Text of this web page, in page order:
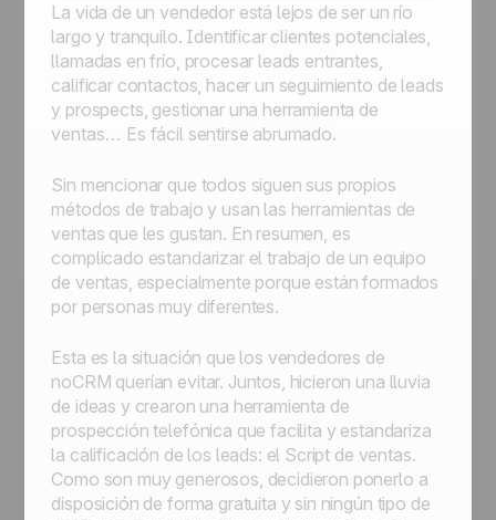
La vida de un vendedor está lejos de ser un río
largo y tranquilo. Identificar clientes potenciales,
llamadas en frío, procesar leads entrantes,
calificar contactos, hacer un seguimiento de leads
y prospects, gestionar una herramienta de
ventas… Es fácil sentirse abrumado.
Sin mencionar que todos siguen sus propios
métodos de trabajo y usan las herramientas de
ventas que les gustan. En resumen, es
complicado estandarizar el trabajo de un equipo
de ventas, especialmente porque están formados
por personas muy diferentes.
Esta es la situación que los vendedores de
noCRM querían evitar. Juntos, hicieron una lluvia
de ideas y crearon una herramienta de
prospección telefónica que facilita y estandariza
la calificación de los leads: el Script de ventas.
Como son muy generosos, decidieron ponerlo a
disposición de forma gratuita y sin ningún tipo de